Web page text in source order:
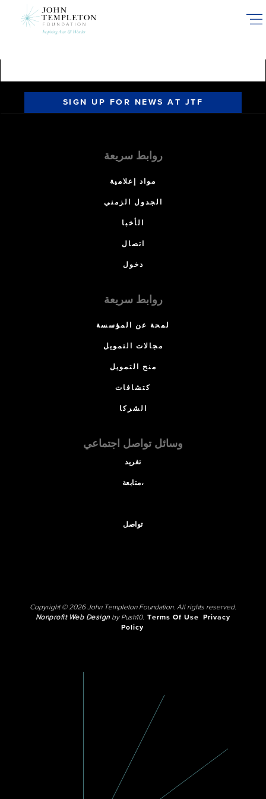
SIGN UP FOR NEWS AT JTF
روابط سريعة
مواد إعلامية
الجدول الزمني
الأخبا
اتصال
دخول
روابط سريعة
لمحة عن المؤسسة
مجالات التمويل
منح التمويل
كتشافات
الشركا
وسائل تواصل اجتماعي
تغريد
متابعة،
تواصل
Copyright © 2026 John Templeton Foundation. All rights reserved.
Nonprofit Web Designby Push10. Terms Of Use
Privacy
Policy